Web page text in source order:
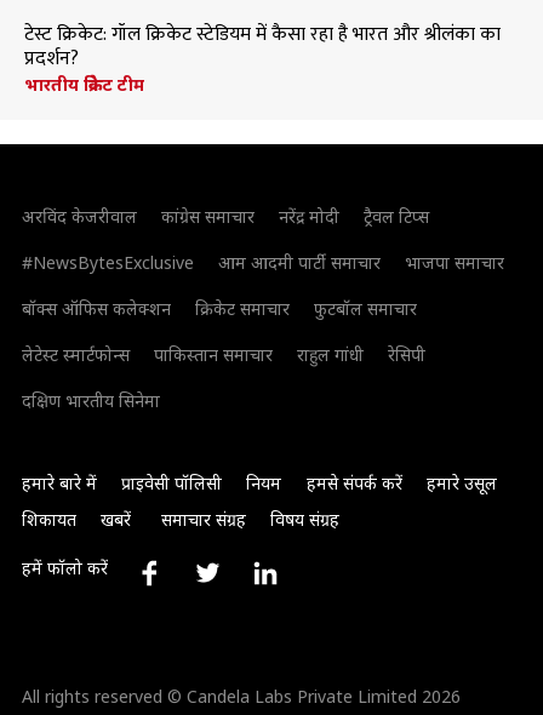
टेस्ट क्रिकेट: गॉल क्रिकेट स्टेडियम में कैसा रहा है भारत और श्रीलंका का
प्रदर्शन?
भारतीय क्रिकेट टीम
अरविंद केजरीवाल कांग्रेस समाचार नरेंद्र मोदी
ट्रैवल टिप्स
#NewsBytesExclusive
आम आदमी पार्टी समाचार
भाजपा समाचार
बॉक्स ऑफिस कलेक्शन
क्रिकेट समाचार
फुटबॉल समाचार
लेटेस्ट स्मार्टफोन्स
पाकिस्तान समाचार राहुल गांधी
रेसिपी
दक्षिण भारतीय सिनेमा
हमारे बारे में प्राइवेसी पॉलिसी नियम हमसे संपर्क करें
हमारे उसूल
शिकायत
खबरें समाचार संग्रह विषय संग्रह
हमें फॉलो करें
All rights reserved © Candela Labs Private Limited 2026